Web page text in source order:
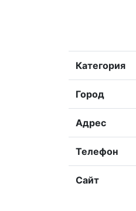
Категория
Город
Адрес
Телефон
Сайт